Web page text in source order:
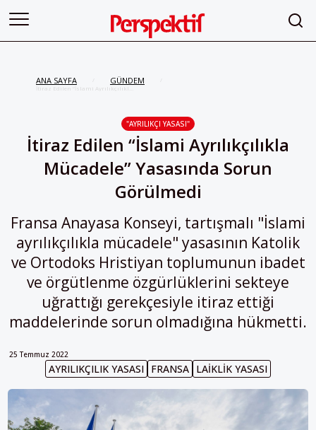
ANA SAYFA GÜNDEM
İtiraz Edilen “İslami Ayrılıkçılıkla
"AYRILIKÇI YASASI"
İtiraz Edilen “İslami Ayrılıkçılıkla
Mücadele” Yasasında Sorun
Görülmedi
Fransa Anayasa Konseyi, tartışmalı "İslami
ayrılıkçılıkla mücadele" yasasının Katolik
ve Ortodoks Hristiyan toplumunun ibadet
ve örgütlenme özgürlüklerini sekteye
uğrattığı gerekçesiyle itiraz ettiği
maddelerinde sorun olmadığına hükmetti.
25 Temmuz 2022
AYRILIKÇILIK YASASI FRANSA LAIKLIK YASASI